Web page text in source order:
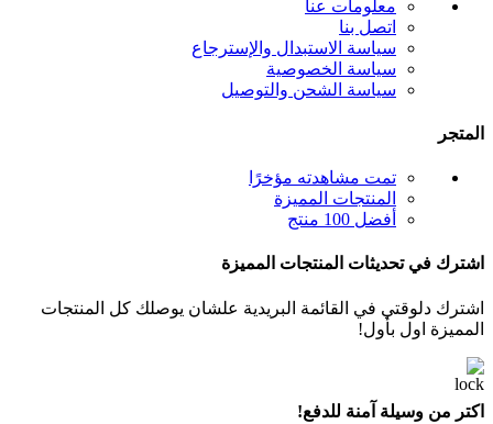
معلومات عنا
اتصل بنا
سياسة الاستبدال والإسترجاع
سياسة الخصوصية
سياسة الشحن والتوصيل
المتجر
تمت مشاهدته مؤخرًا
المنتجات المميزة
أفضل 100 منتج
اشترك في تحديثات المنتجات المميزة
اشترك دلوقتي في القائمة البريدية علشان يوصلك كل المنتجات
المميزة اول بأول!
اكتر من وسيلة آمنة للدفع!